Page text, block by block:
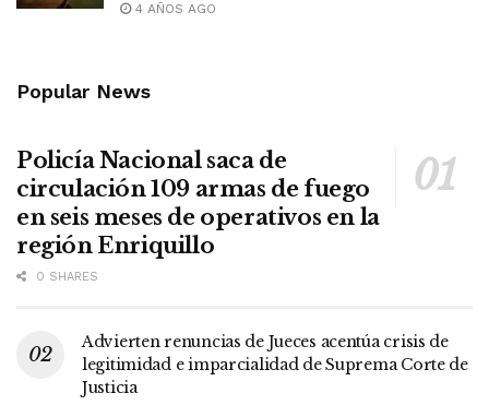
4 AÑOS AGO
Popular News
Policía Nacional saca de
circulación 109 armas de fuego
en seis meses de operativos en la
región Enriquillo
0 SHARES
Advierten renuncias de Jueces acentúa crisis de
legitimidad e imparcialidad de Suprema Corte de
Justicia